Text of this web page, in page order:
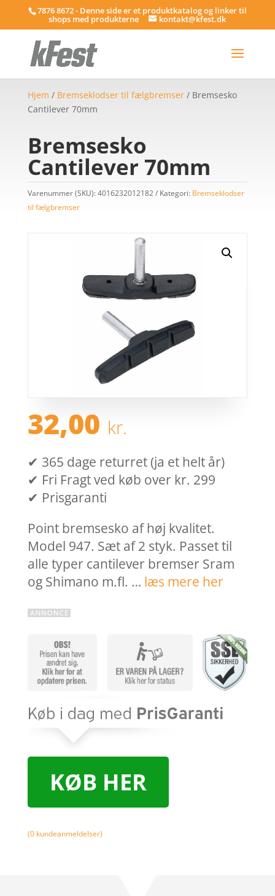
7876 8672 - Denne side er et produktkatalog og linker til
shops med produkterne kontakt@kfest.dk
Hjem / Bremseklodser til fælgbremser/ Bremsesko
Cantilever 70mm
Bremsesko
Cantilever 70mm
Varenummer (SKU):4016232012182 Kategori: Bremseklodser
til fælgbremser
32,00 kr.
✔ 365 dage returret (ja et helt år)
✔ Fri Fragt ved køb over kr. 299
✔ Prisgaranti
Point bremsesko af høj kvalitet.
Model 947. Sæt af 2 styk. Passet til
alle typer cantilever bremser Sram
og Shimano m.fl. … læs mere her
KØB HER
(0kundeanmeldelser)